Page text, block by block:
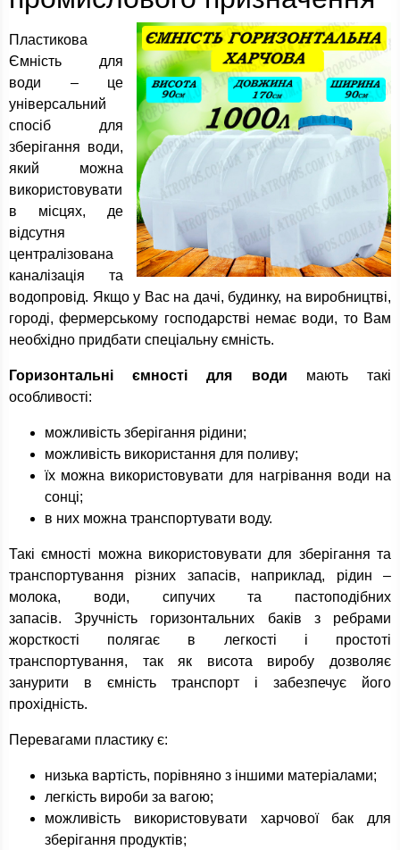
Пластикова
Ємність для
води – це
універсальний
спосіб для
зберігання води,
який можна
використовувати
в місцях, де
відсутня
централізована
каналізація та
водопровід. Якщо у Вас на дачі, будинку, на виробництві,
городі, фермерському господарстві немає води, то Вам
необхідно придбати спеціальну ємність.
Горизонтальні ємності для води мають такі
особливості:
можливість зберігання рідини;
можливість використання для поливу;
їх можна використовувати для нагрівання води на
сонці;
в них можна транспортувати воду.
Такі ємності можна використовувати для зберігання та
транспортування різних запасів, наприклад, рідин –
молока, води, сипучих та пастоподібних
запасів. Зручність горизонтальних баків з ребрами
жорсткості полягає в легкості і простоті
транспортування, так як висота виробу дозволяє
занурити в ємність транспорт і забезпечує його
прохідність.
Перевагами пластику є:
низька вартість, порівняно з іншими матеріалами;
легкість вироби за вагою;
можливість використовувати харчової бак для
зберігання продуктів;